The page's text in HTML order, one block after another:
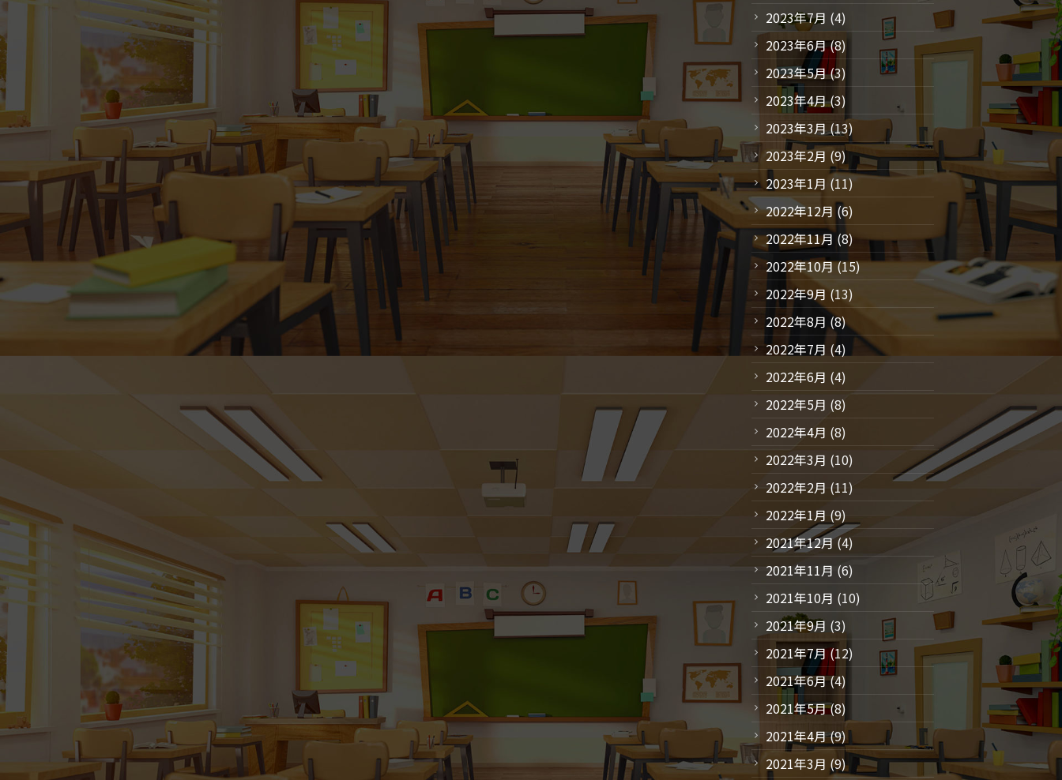
2023年7月 (4)
2023年6月(8)
2023年5月(3)
2023年4月(3)
2023年3月(13)
2023年2月 (9)
2023年1月 (11)
2022年12月 (6)
2022年11月(8)
2022年10月(15)
2022年9月(13)
2022年8月 (8)
2022年7月 (4)
2022年6月 (4)
2022年5月 (8)
2022年4月 (8)
2022年3月 (10)
2022年2月 (11)
2022年1月 (9)
2021年12月(4)
2021年11月 (6)
2021年10月 (10)
2021年9月 (3)
2021年7月(12)
2021年6月(4)
2021年5月(8)
2021年4月(9)
2021年3月 (9)